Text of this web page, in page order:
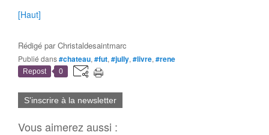
[Haut]
Rédigé parChristaldesaintmarc
Publié dans#chateau, #fut, #jully, #livre, #rene
Repost 0
S'inscrire à la newsletter
Vous aimerez aussi :